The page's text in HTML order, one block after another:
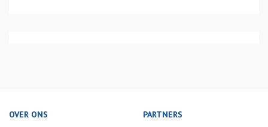
OVER ONS PARTNERS